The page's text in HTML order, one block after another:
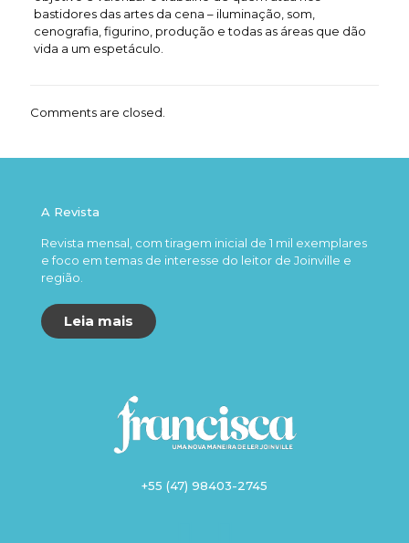
bastidores das artes da cena – iluminação, som,
cenografia, figurino, produção e todas as áreas que dão
vida a um espetáculo.
Comments are closed.
A Revista
Revista mensal, com tiragem inicial de 1 mil exemplares
e foco em temas de interesse do leitor de Joinville e
região.
Leia mais
+55 (47) 98403-2745